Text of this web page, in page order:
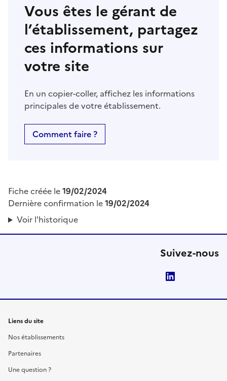
Vous êtes le gérant de
l’établissement, partagez
ces informations sur
votre site
En un copier-coller, affichez les informations
principales de votre établissement.
Comment faire ?
Fiche créée le19/02/2024
Dernière confirmation le19/02/2024
Voir l'historique
Suivez-nous
Liens du site
Nos établissements
Partenaires
Une question ?